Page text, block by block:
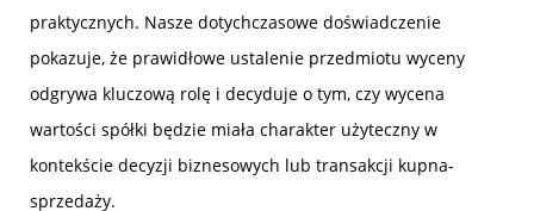
praktycznych. Nasze dotychczasowe doświadczenie
pokazuje, że prawidłowe ustalenie przedmiotu wyceny
odgrywa kluczową rolę i decyduje o tym, czy wycena
wartości spółki będzie miała charakter użyteczny w
kontekście decyzji biznesowych lub transakcji kupna-
sprzedaży.